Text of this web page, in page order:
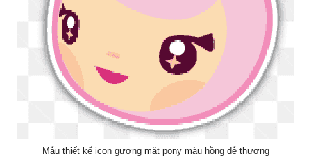
Mẫu thiết kế icon gương mặt pony màu hồng dễ thương